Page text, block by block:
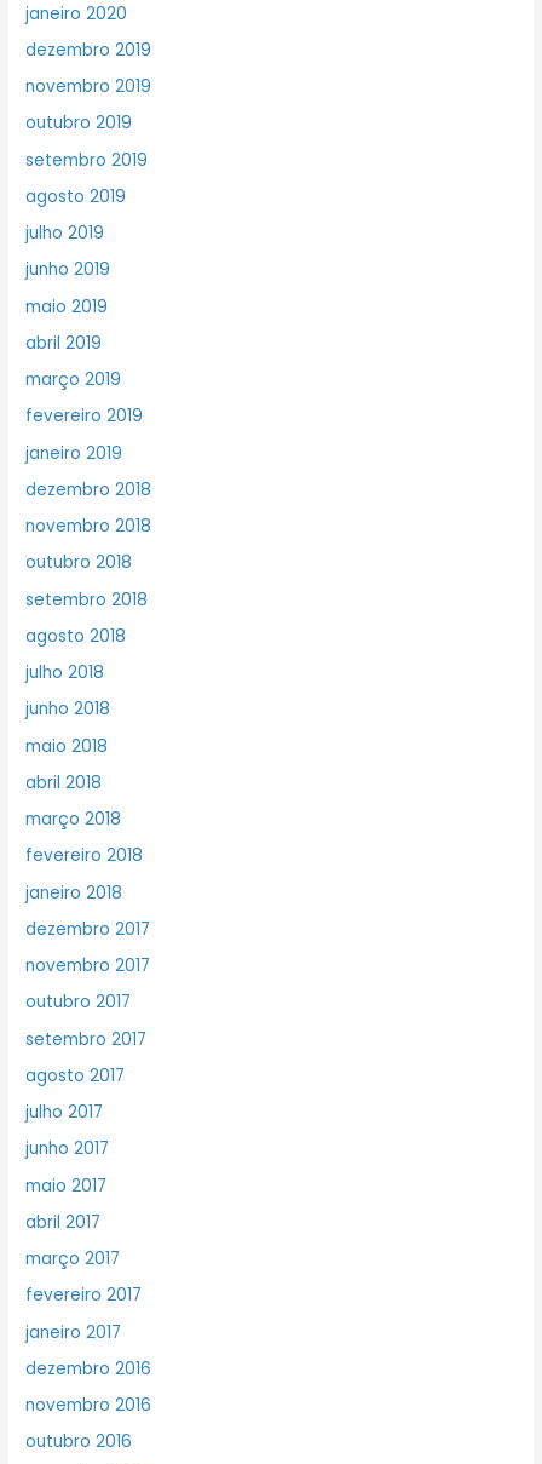
janeiro 2020
dezembro 2019
novembro 2019
outubro 2019
setembro 2019
agosto 2019
julho 2019
junho 2019
maio 2019
abril 2019
março 2019
fevereiro 2019
janeiro 2019
dezembro 2018
novembro 2018
outubro 2018
setembro 2018
agosto 2018
julho 2018
junho 2018
maio 2018
abril 2018
março 2018
fevereiro 2018
janeiro 2018
dezembro 2017
novembro 2017
outubro 2017
setembro 2017
agosto 2017
julho 2017
junho 2017
maio 2017
abril 2017
março 2017
fevereiro 2017
janeiro 2017
dezembro 2016
novembro 2016
outubro 2016